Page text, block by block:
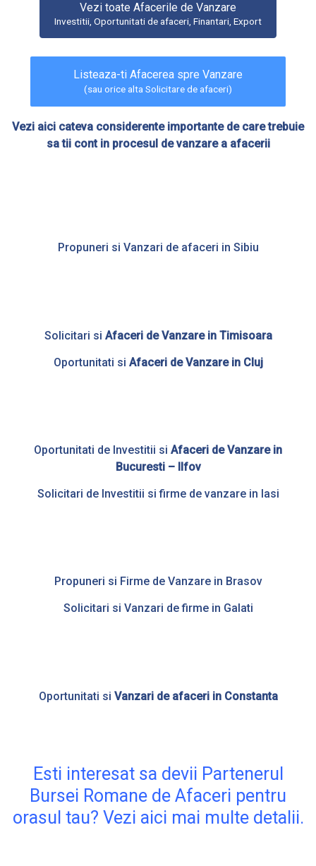
Vezi toate Afacerile de Vanzare
Investitii, Oportunitati de afaceri, Finantari, Export
Listeaza-ti Afacerea spre Vanzare
(sau orice alta Solicitare de afaceri)
Vezi aici cateva considerente importante de care trebuie
sa tii cont in procesul de vanzare a afacerii
Propuneri si Vanzari de afaceri in Sibiu
Solicitari si Afaceri de Vanzare in Timisoara
Oportunitati si Afaceri de Vanzare in Cluj
Oportunitati de Investitii si Afaceri de Vanzare in
Bucuresti – Ilfov
Solicitari de Investitii si firme de vanzare in Iasi
Propuneri si Firme de Vanzare in Brasov
Solicitari si Vanzari de firme in Galati
Oportunitati si Vanzari de afaceri in Constanta
Esti interesat sa devii Partenerul
Bursei Romane de Afaceri pentru
orasul tau? Vezi aici mai multe detalii.